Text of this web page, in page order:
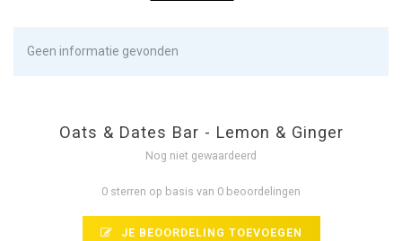
Geen informatie gevonden
Oats & Dates Bar - Lemon & Ginger
Nog niet gewaardeerd
0 sterren op basis van 0 beoordelingen
JE BEOORDELING TOEVOEGEN